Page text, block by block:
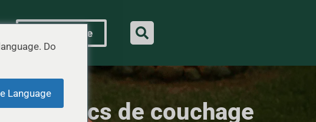
Devis rapide
des sacs de couchage
Do
Language